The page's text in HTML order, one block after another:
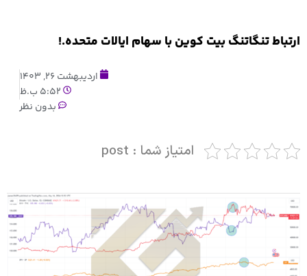
ارتباط تنگاتنگ بیت کوین با سهام ایالات متحده.!
اردیبهشت 26, 1403
5:52 ب.ظ
بدون نظر
امتیاز شما : post